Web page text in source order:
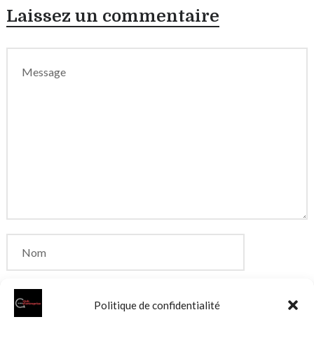
Politique de confidentialité
Laissez un commentaire